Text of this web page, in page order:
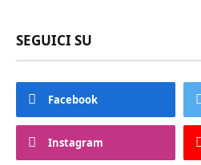
SEGUICI SU
Facebook
Instagram